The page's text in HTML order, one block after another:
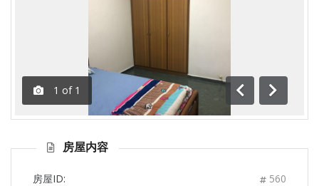
1 of 1
前一
页
下一
页
房屋内容
房屋ID: 560